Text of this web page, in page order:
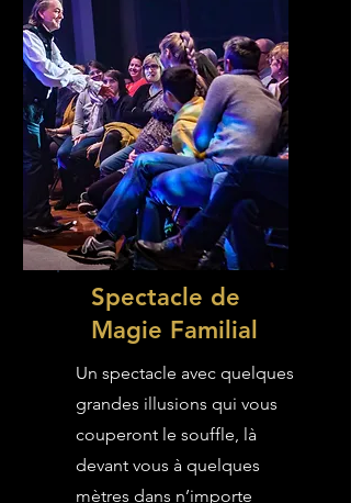
Spectacle de
Magie Familial
Un spectacle avec quelques
grandes illusions qui vous
couperont le souffle, là
devant vous à quelques
mètres dans n’importe